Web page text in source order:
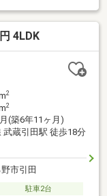
4LDK
2
2
(築6年11ヶ月)
武蔵引田駅 徒歩18分
市引田
駐車2台